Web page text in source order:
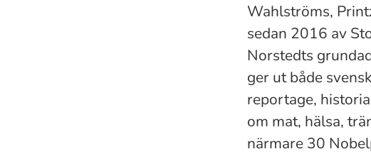
Wahlströms,
sedan 2016 av
Norstedts
ger ut både
reportage,
om mat, hälsa,
närmare 30